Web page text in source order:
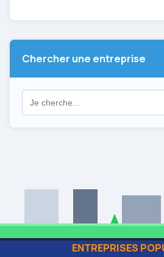
Chercher une entreprise
ENTREPRISES